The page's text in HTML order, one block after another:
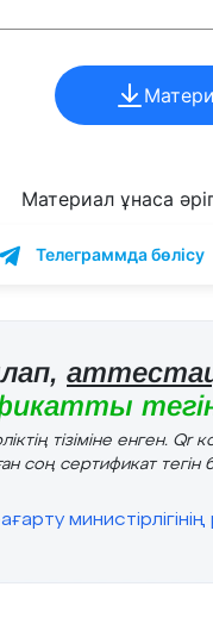
Материал ұнаса
Телеграммда бөлісу
тізіміне енген. Qr
соң сертификат тегін